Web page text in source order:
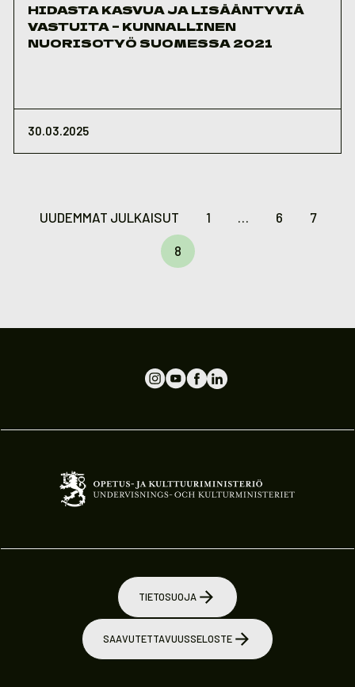
HIDASTA KASVUA JA LISÄÄNTYVIÄ
VASTUITA – KUNNALLINEN
NUORISOTYÖ SUOMESSA 2021
30.03.2025
UUDEMMAT JULKAISUT 1 … 6 7
8
TIETOSUOJA
SAAVUTETTAVUUSSELOSTE